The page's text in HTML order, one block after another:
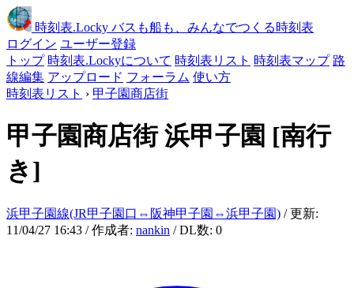
時刻表.Locky バスも船も、みんなでつくる時刻表
ログイン ユーザー登録
トップ 時刻表.Lockyについて 時刻表リスト 時刻表マップ 路
線編集 アップロード フォーラム 使い方
時刻表リスト › 甲子園商店街
甲子園商店街浜甲子園 [南行
き]
浜甲子園線(JR甲子園口⇔阪神甲子園⇔浜甲子園) / 更新:
11/04/27 16:43 / 作成者: nankin / DL数: 0